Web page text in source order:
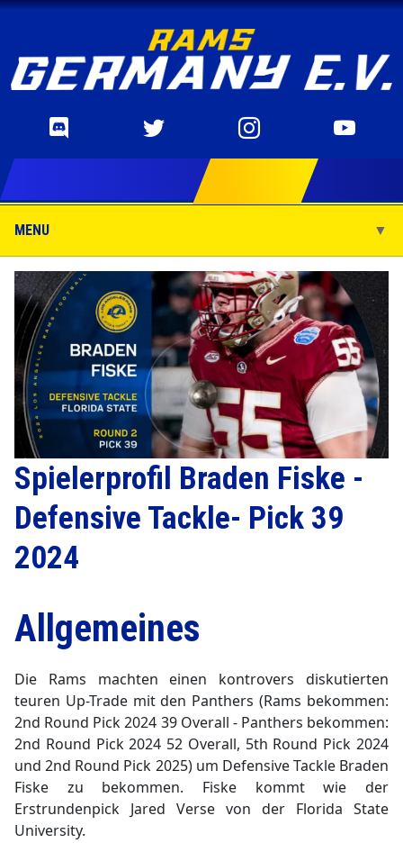
MENU ▼
▼
Spielerprofil Braden Fiske -
Defensive Tackle- Pick 39
2024
Allgemeines
Die Rams machten einen kontrovers diskutierten
teuren Up-Trade mit den Panthers (Rams bekommen:
2nd Round Pick 2024 39 Overall - Panthers bekommen:
2nd Round Pick 2024 52 Overall, 5th Round Pick 2024
und 2nd Round Pick 2025) um Defensive Tackle Braden
Fiske zu bekommen. Fiske kommt wie der
Erstrundenpick Jared Verse von der Florida State
University.